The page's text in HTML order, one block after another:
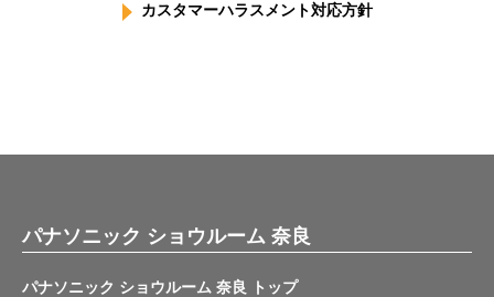
カスタマーハラスメント対応方針
パナソニック ショウルーム 奈良
パナソニック ショウルーム 奈良 トップ